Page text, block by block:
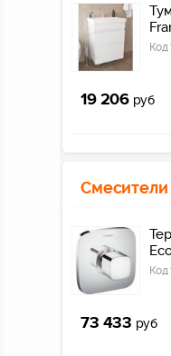
19 206 руб
Смесители
73 433 руб